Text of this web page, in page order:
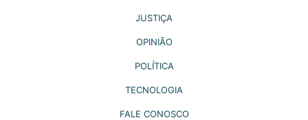
JUSTIÇA
OPINIÃO
POLÍTICA
TECNOLOGIA
FALE CONOSCO